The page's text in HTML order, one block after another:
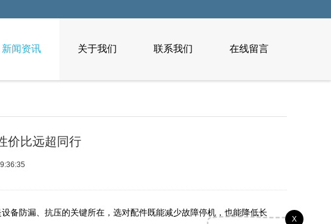
新闻资讯 关于我们 联系我们 在线留言
价比远超同行
备防漏、抗压的关键所在，选对配件既能减少故障停机，也能降低长
X